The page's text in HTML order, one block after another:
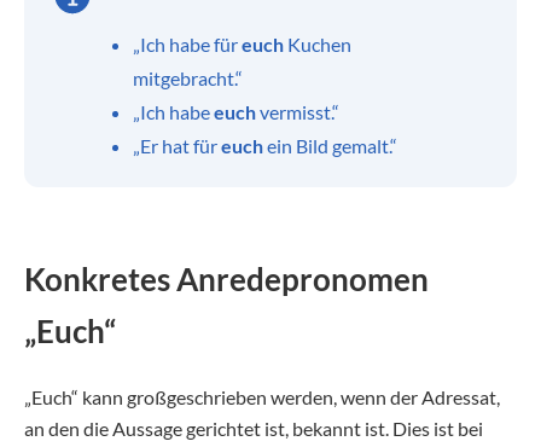
„Ich habe füreuch Kuchen
mitgebracht.“
„Ich habeeuchvermisst.“
„Er hat füreuchein Bild gemalt.“
Konkretes Anredepronomen
„Euch“
„Euch“ kann großgeschrieben werden, wenn der Adressat,
an den die Aussage gerichtet ist, bekannt ist. Dies ist bei